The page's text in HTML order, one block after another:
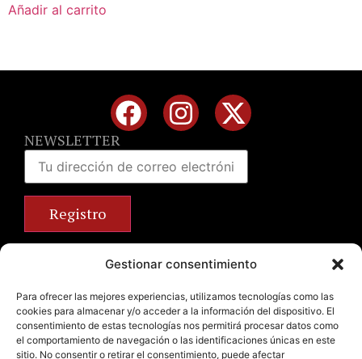
Gestionar consentimiento
Para ofrecer las mejores experiencias, utilizamos tecnologías como las
cookies para almacenar y/o acceder a la información del dispositivo. El
consentimiento de estas tecnologías nos permitirá procesar datos como
el comportamiento de navegación o las identificaciones únicas en este
sitio. No consentir o retirar el consentimiento, puede afectar
Añadir al carrito
NEWSLETTER
+34 963 672 314
info@emilianobodega.com
Parking gratuito